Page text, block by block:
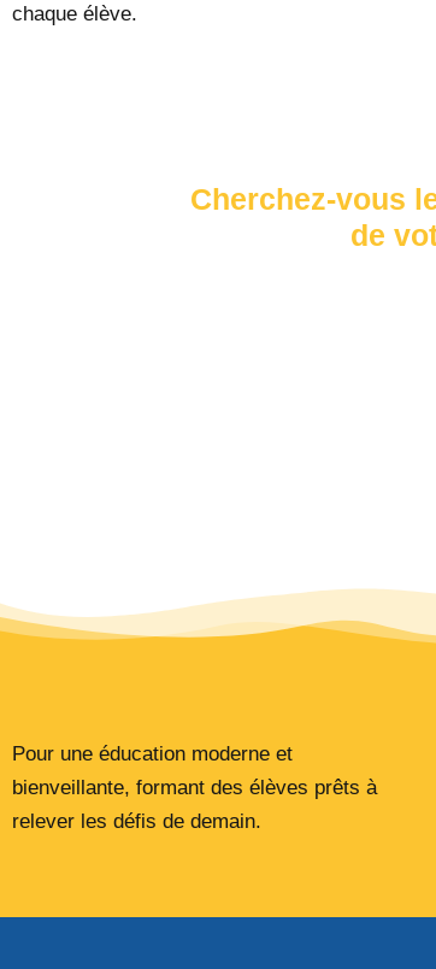
chaque élève.
Cherchez-vous
de
Pour une éducation moderne et
bienveillante, formant des élèves prêts à
relever les défis de demain.